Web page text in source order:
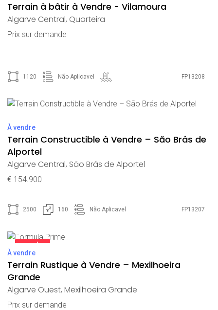
Terrain à bâtir à Vendre - Vilamoura
Algarve Central, Quarteira
Prix ​​sur demande
1120 Não Aplicavel FP13208
À vendre
Terrain Constructible à Vendre – São Brás de
Alportel
Algarve Central, São Brás de Alportel
€ 154.900
2500 160 Não Aplicavel FP13207
vendu
À vendre
Terrain Rustique à Vendre – Mexilhoeira
Grande
Algarve Ouest, Mexilhoeira Grande
Prix ​​sur demande